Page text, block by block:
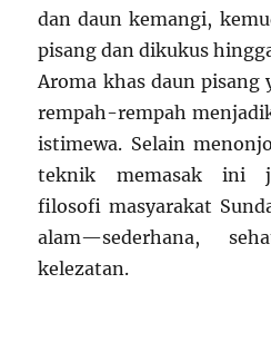
dan daun kemangi,
pisang dan dikukus
Aroma khas daun pisang
rempah-rempah
istimewa. Selain
teknik memasak ini
filosofi masyarakat
alam—sederhana,
kelezatan.